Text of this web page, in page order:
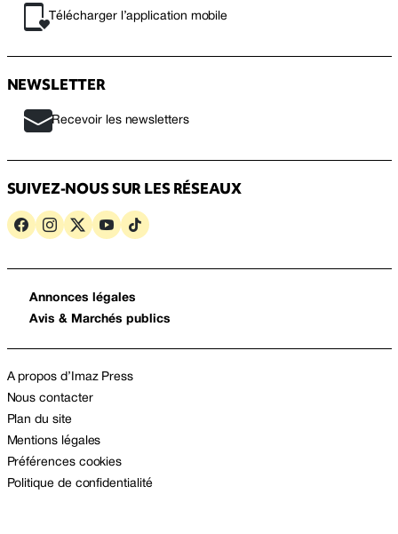
Télécharger l’application mobile
NEWSLETTER
Recevoir les newsletters
SUIVEZ-NOUS SUR LES RÉSEAUX
Annonces légales
Avis & Marchés publics
A propos d’Imaz Press
Nous contacter
Plan du site
Mentions légales
Préférences cookies
Politique de confidentialité